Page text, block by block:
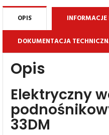
OPIS
DOKUMENTACJA
Opis
Elektryczny
33DM